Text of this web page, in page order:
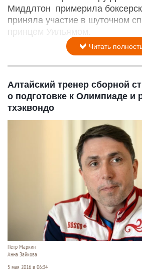
Миддлтон примерила
приняла участие в шуточном
принцем Уильямом.
Читать
Алтайский тренер сборной
о подготовке к Олимпиаде и
тхэквондо
Петр Маркин
Анна Зайкова
5 мая 2016 в 06:34